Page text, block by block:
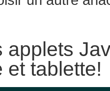
applets
et tablette!